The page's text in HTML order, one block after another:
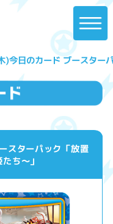
日のカード ブースター
ターパック「放置
ち〜」